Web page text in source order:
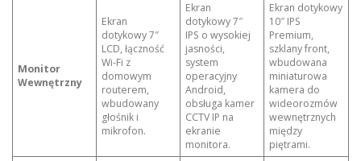
Monitor
Wewnętrzny
Ekran
dotykowy 7″
LCD, łączność
Wi-Fi z
domowym
routerem,
wbudowany
głośnik i
mikrofon.
Ekran
dotykowy 7″
IPS o wysokiej
jasności,
system
operacyjny
Android,
obsługa kamer
CCTV IP na
ekranie
monitora.
Ekran dotykowy
10″ IPS
Premium,
szklany front,
wbudowana
miniaturowa
kamera do
wideorozmów
wewnętrznych
między
piętrami.